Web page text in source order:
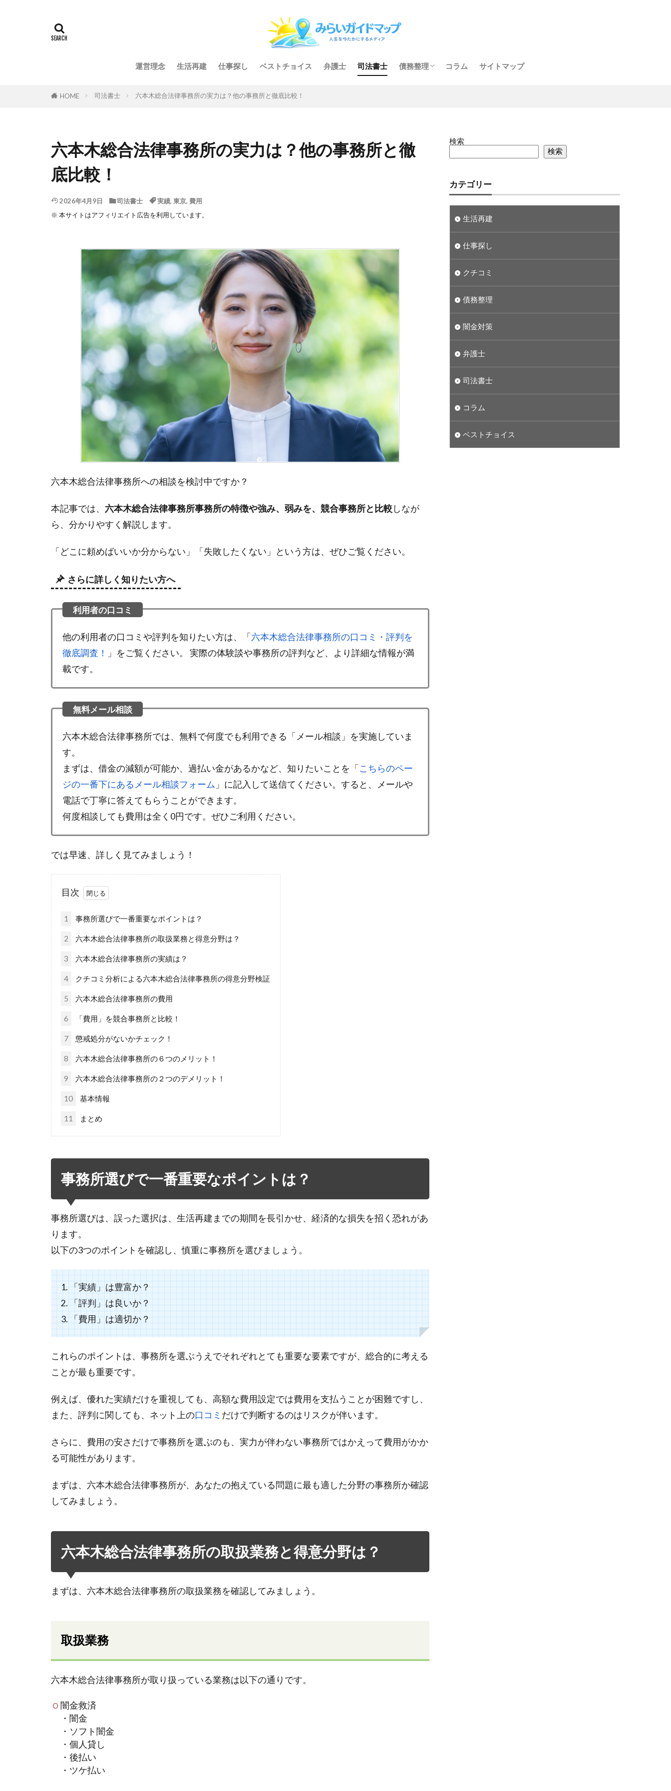
運営理念 生活再建 仕事探し ベストチョイス 弁護士 司法書士 債務整理 コラム サイトマップ
HOME 司法書士 六本木総合法律事務所の実力は？他の事務所と徹底比較！
六本木総合法律事務所の実力は？他の事務所と徹
底比較！
2026年4月9日 司法書士 実績, 東京, 費用
※ 本サイトはアフィリエイト広告を利用しています。
六本木総合法律事務所への相談を検討中ですか？
本記事では、 六本木総合法律事務所事務所の特徴や強み、弱みを、競合事務所と比較しなが
ら、分かりやすく解説します。
「どこに頼めばいいか分からない」「失敗したくない」という方は、ぜひご覧ください。
さらに詳しく知りたい方へ
他の利用者の口コミや評判を知りたい方は、「六本木総合法律事務所の口コミ・評判を
徹底調査！
」をご覧ください。 実際の体験談や事務所の評判など、より詳細な情報が満
載です。
六本木総合法律事務所では、無料で何度でも利用できる「メール相談」を実施していま
す。
まずは、借金の減額が可能か、過払い金があるかなど、知りたいことを「こちらのペー
ジの一番下にあるメール相談フォーム 」に記入して送信てください。すると、メールや
電話で丁寧に答えてもらうことができます。
何度相談しても費用は全く0円です。ぜひご利用ください。
では早速、詳しく見てみましょう！
目次
1 事務所選びで一番重要なポイントは？
2 六本木総合法律事務所の取扱業務と得意分野は？
3 六本木総合法律事務所の実績は？
4 クチコミ分析による六本木総合法律事務所の得意分野検証
5 六本木総合法律事務所の費用
6 「費用」を競合事務所と比較！
7 懲戒処分がないかチェック！
8 六本木総合法律事務所の６つのメリット！
9 六本木総合法律事務所の２つのデメリット！
10 基本情報
11 まとめ
事務所選びで一番重要なポイントは？
事務所選びは、誤った選択は、生活再建までの期間を長引かせ、経済的な損失を招く恐れがあ
ります。
以下の3つのポイントを確認し、慎重に事務所を選びましょう。
1. 「実績」は豊富か？
2. 「評判」は良いか？
3. 「費用」は適切か？
これらのポイントは、事務所を選ぶうえでそれぞれとても重要な要素ですが、総合的に考える
ことが最も重要です。
例えば、優れた実績だけを重視しても、高額な費用設定では費用を支払うことが困難ですし、
また、評判に関しても、ネット上の口コミ だけで判断するのはリスクが伴います。
さらに、費用の安さだけで事務所を選ぶのも、実力が伴わない事務所ではかえって費用がかか
る可能性があります。
まずは、六本木総合法律事務所が、あなたの抱えている問題に最も適した分野の事務所か確認
してみましょう。
六本木総合法律事務所の取扱業務と得意分野は？
まずは、六本木総合法律事務所の取扱業務を確認してみましょう。
取扱業務
六本木総合法律事務所が取り扱っている業務は以下の通りです。
闇金救済
・闇金
・ソフト闇金
・個人貸し
・後払い
・ツケ払い
検索
検索
カテゴリー
生活再建
仕事探し
クチコミ
債務整理
闇金対策
弁護士
司法書士
コラム
ベストチョイス